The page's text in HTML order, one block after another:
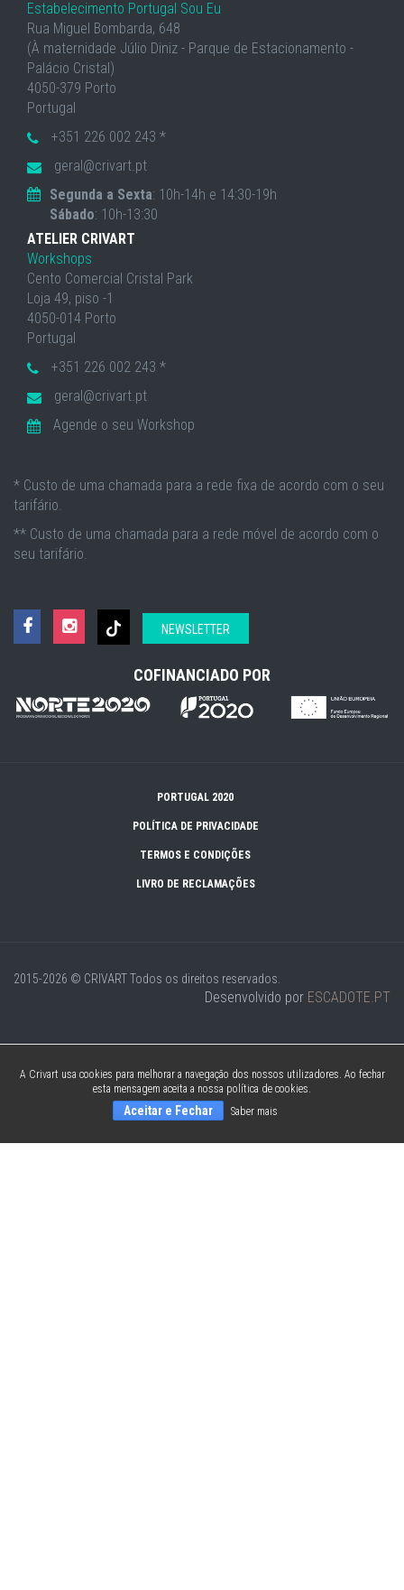
Estabelecimento Portugal Sou Eu
Rua Miguel Bombarda, 648
(À maternidade Júlio Diniz - Parque de Estacionamento -
Palácio Cristal)
4050-379 Porto
Portugal
+351 226 002 243 *
geral@crivart.pt
Segunda a Sexta: 10h-14h e 14:30-19h
Sábado: 10h-13:30
ATELIER CRIVART
Workshops
Cento Comercial Cristal Park
Loja 49, piso -1
4050-014 Porto
Portugal
+351 226 002 243 *
geral@crivart.pt
Agende o seu Workshop
* Custo de uma chamada para a rede fixa de acordo com o seu
tarifário.
** Custo de uma chamada para a rede móvel de acordo com o
seu tarifário.
NEWSLETTER
COFINANCIADO POR
PORTUGAL 2020
POLÍTICA DE PRIVACIDADE
TERMOS E CONDIÇÕES
LIVRO DE RECLAMAÇÕES
2015-2026 © CRIVARTTodos os direitos reservados.
Desenvolvido por ESCADOTE.PT
A Crivart usa cookies para melhorar a navegação dos nossos utilizadores. Ao fechar
esta mensagem aceita a nossa política de cookies.
Aceitar e Fechar Saber mais